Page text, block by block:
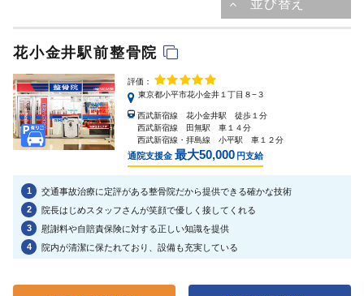
花小金井駅前整骨院
評価：
東京都小平市花小金井１丁目８−３
西武新宿線 花小金井駅 徒歩１分
西武新宿線 田無駅 車１４分
西武新宿線・拝島線 小平駅 車１２分
通院支援金 最大50,000 円支給
1
交通事故治療に定評がある整骨院だから提供できる確かな技術
2
院長はじめスタッフさんが笑顔で優しく接してくれる
3
慰謝料や自賠責保険に対する正しい知識を提供
4
院内が清潔に保たれており、設備も充実している